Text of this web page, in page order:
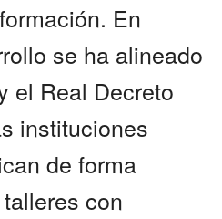
En
se ha alineado
el Real Decreto
instituciones
de forma
con